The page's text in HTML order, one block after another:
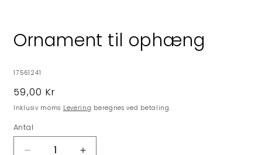
i
modus
Ornament til ophæng
SKU:
17561241
Normalpris
59,00 Kr
Inklusiv moms Levering beregnes ved betaling.
Antal